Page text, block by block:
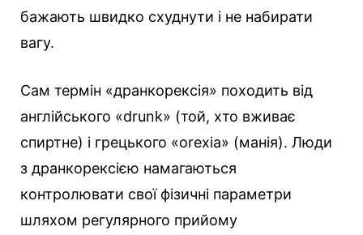
бажають швидко схуднути і не набирати
вагу.
Сам термін «дранкорексія» походить від
англійського «drunk» (той, хто вживає
спиртне) і грецького «orexia» (манія). Люди
з дранкорексією намагаються
контролювати свої фізичні параметри
шляхом регулярного прийому